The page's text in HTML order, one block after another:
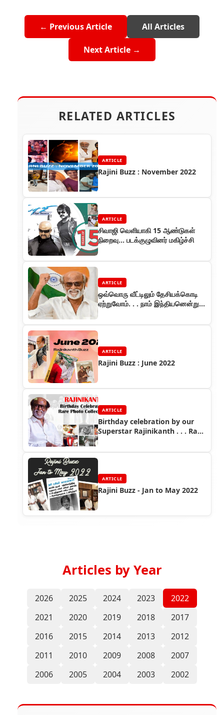
← Previous Article All Articles
Next Article →
RELATED ARTICLES
ARTICLE
Rajini Buzz : November 2022
ARTICLE
சிவாஜி வெளியாகி 15 ஆண்டுகள்
நிறைவு… படக்குழுவினர் மகிழ்ச்சி
ARTICLE
ஒவ்வொரு வீட்டிலும் தேசியக்கொடி
ஏற்றுவோம். . . நாம் இந்தியனென்று
ARTICLE
Rajini Buzz : June 2022
ARTICLE
Birthday celebration by our
Superstar Rajinikanth . . . Rare
ARTICLE
Rajini Buzz - Jan to May 2022
Articles by Year
2026 2025 2024 2023
2022
2021
2020 2019 2018
2017
2016
2015 2014 2013
2012
2011
2010 2009 2008
2007
2006
2005 2004 2003 2002